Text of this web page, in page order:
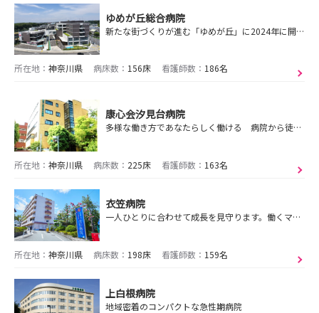
ゆめが丘総合病院
新たな街づくりが進む「ゆめが丘」に2024年に開院しました。地域密着型急性期病院機能を強化した総合病院です。
所在地： 神奈川県 病床数： 156床 看護師数： 186名
康心会汐見台病院
多様な働き方であなたらしく働ける 病院から徒歩5分・1R月2万円の寮あり！
所在地： 神奈川県 病床数： 225床 看護師数： 163名
衣笠病院
一人ひとりに合わせて成長を見守ります。働くママさんナースが大勢活躍中！衣笠病院のあったかく伸び伸びと学び、働ける雰囲気をぜひあなたも知ってください！
所在地： 神奈川県 病床数： 198床 看護師数： 159名
上白根病院
地域密着のコンパクトな急性期病院